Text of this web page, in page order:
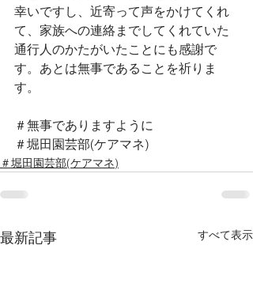
幸いですし、近寄って声をかけてくれ
て、家族への連絡までしてくれていた
通行人のかたがいたことにも感謝で
す。あとは無事であることを祈りま
す。
＃無事でありますように
＃堀田園芸部(ケアマネ)
＃堀田園芸部(ケアマネ)
最新記事 すべて表示